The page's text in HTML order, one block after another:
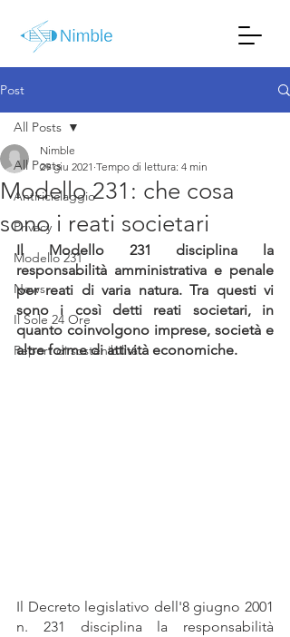
Post
All Posts
Antiriciclaggio
Privacy
Modello 231
News
Il Sole 24 Ore
Report di sostenibilità
All Posts
Modello 231: che cosa
sono i reati societari
Nimble
29 giu 2021 Tempo di lettura: 4 min
Il Modello 231 disciplina la
responsabilità amministrativa e penale
per reati di varia natura. Tra questi vi
sono i così detti reati societari, in
quanto coinvolgono imprese, società e
altre forme di attività economiche.
Il Decreto legislativo dell'8 giugno 2001
n. 231 disciplina la responsabilità